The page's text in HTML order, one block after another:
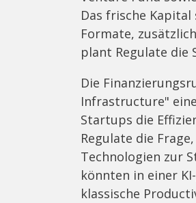
Das frische
Formate,
plant Regulate die
Die
Infrastructure"
Startups die
Regulate die
Technologien zur
könnten in einer
klassische